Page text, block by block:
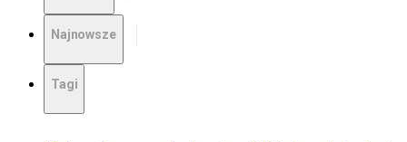
Najnowsze
Tagi